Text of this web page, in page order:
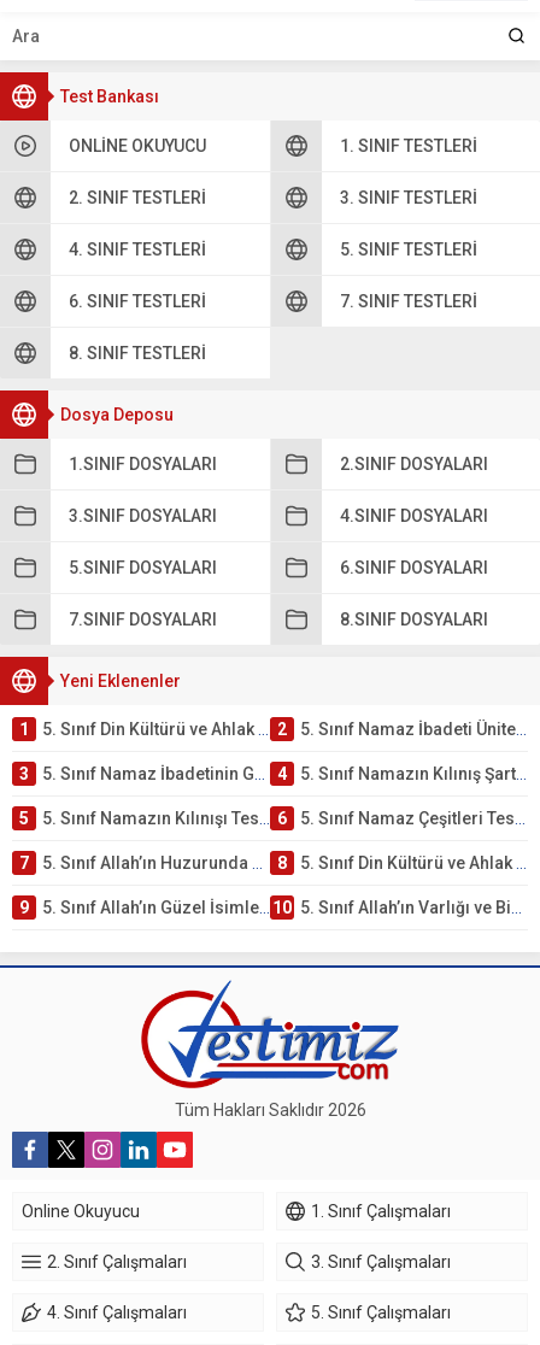
Test Bankası
ONLINE OKUYUCU 1. SINIF TESTLERI
2. SINIF TESTLERI 3. SINIF TESTLERI
4. SINIF TESTLERI 5. SINIF TESTLERI
6. SINIF TESTLERI 7. SINIF TESTLERI
8. SINIF TESTLERI
Dosya Deposu
1.SINIF DOSYALARI 2.SINIF DOSYALARI
3.SINIF DOSYALARI 4.SINIF DOSYALARI
5.SINIF DOSYALARI 6.SINIF DOSYALARI
7.SINIF DOSYALARI 8.SINIF DOSYALARI
Yeni Eklenenler
1 5. Sınıf Din Kültürü ve Ahlak Bilgisi 2. Ünite: Namaz İbadeti Çalışmaları 2 5. Sınıf Namaz İbadeti Ünite Testi – Online Çöz
3 5. Sınıf Namaz İbadetinin Getirdiği Faydalar Testi 4 5. Sınıf Namazın Kılınış Şartları Testi
5 5. Sınıf Namazın Kılınışı Testi – Online Çöz 6 5. Sınıf Namaz Çeşitleri Testi – Online Çöz
7 5. Sınıf Allah’ın Huzurunda Olmak – Namaz İbadeti Testi 8 5. Sınıf Din Kültürü ve Ahlak Bilgisi 1. Ünite: Allah İnancı Çalışmaları
9 5. Sınıf Allah’ın Güzel İsimleri Testi – Online Çöz 10 5. Sınıf Allah’ın Varlığı ve Birliği Testi – Online Çöz
Tüm Hakları Saklıdır 2026
Online Okuyucu 1. Sınıf Çalışmaları
2. Sınıf Çalışmaları 3. Sınıf Çalışmaları
4. Sınıf Çalışmaları 5. Sınıf Çalışmaları